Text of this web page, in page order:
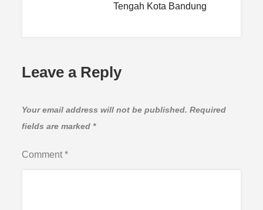
Tengah Kota Bandung
Leave a Reply
Your email address will not be published. Required
fields are marked *
Comment*